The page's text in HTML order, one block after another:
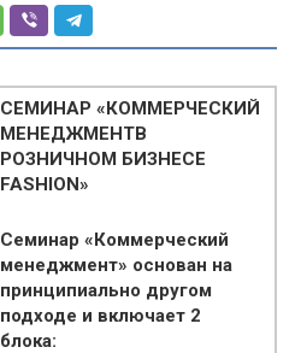
СЕМИНАР «КОММЕРЧЕСКИЙ
МЕНЕДЖМЕНТВ
РОЗНИЧНОМ БИЗНЕСЕ
FASHION»
Семинар «Коммерческий
менеджмент» основан на
принципиально другом
подходе и включает 2
блока: